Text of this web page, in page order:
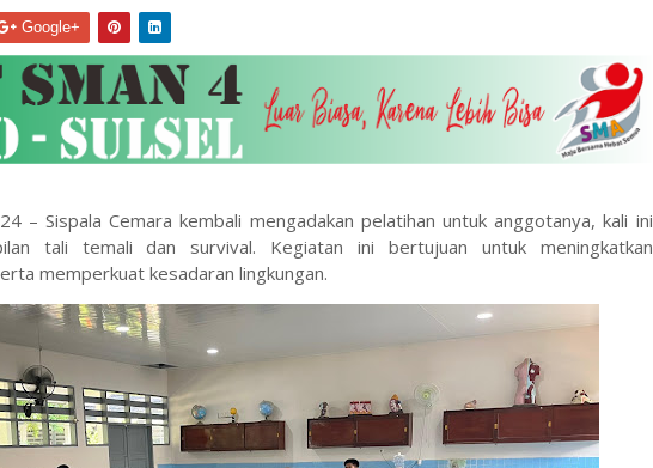
Google+
– Sispala Cemara kembali mengadakan pelatihan untuk anggotanya, kali ini
tali temali dan survival. Kegiatan ini bertujuan untuk meningkatkan
memperkuat kesadaran lingkungan.